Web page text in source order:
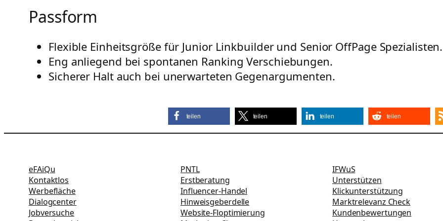
Passform
Flexible Einheitsgröße für Junior Linkbuilder und Senior OffPage Spezialisten.
Eng anliegend bei spontanen Ranking Verschiebungen.
Sicherer Halt auch bei unerwarteten Gegenargumenten.
teilen teilen teilen teilen
eFAiQu
Kontaktlos
Werbefläche
Dialogcenter
Jobversuche
PNTL
Erstberatung
Influencer-Handel
Hinweisgeberdelle
Website-Floptimierung
IFWuS
Unterstützen
Klickunterstützung
Marktrelevanz Check
Kundenbewertungen